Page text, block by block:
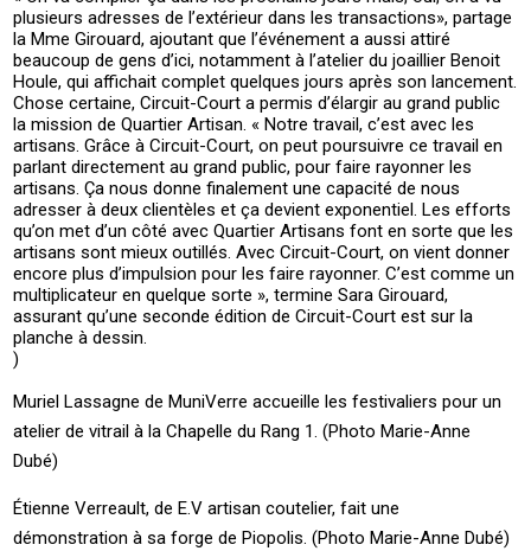
plusieurs adresses de l’extérieur dans les transactions», partage
la Mme Girouard, ajoutant que l’événement a aussi attiré
beaucoup de gens d’ici, notamment à l’atelier du joaillier Benoit
Houle, qui affichait complet quelques jours après son lancement.
Chose certaine, Circuit-Court a permis d’élargir au grand public
la mission de Quartier Artisan. « Notre travail, c’est avec les
artisans. Grâce à Circuit-Court, on peut poursuivre ce travail en
parlant directement au grand public, pour faire rayonner les
artisans. Ça nous donne finalement une capacité de nous
adresser à deux clientèles et ça devient exponentiel. Les efforts
qu’on met d’un côté avec Quartier Artisans font en sorte que les
artisans sont mieux outillés. Avec Circuit-Court, on vient donner
encore plus d’impulsion pour les faire rayonner. C’est comme un
multiplicateur en quelque sorte », termine Sara Girouard,
assurant qu’une seconde édition de Circuit-Court est sur la
planche à dessin.
)
Muriel Lassagne de MuniVerre accueille les festivaliers pour un
atelier de vitrail à la Chapelle du Rang 1. (Photo Marie-Anne
Dubé)
Étienne Verreault, de E.V artisan coutelier, fait une
démonstration à sa forge de Piopolis. (Photo Marie-Anne Dubé)